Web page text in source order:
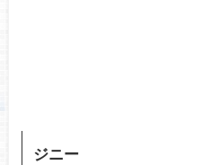
ジニー